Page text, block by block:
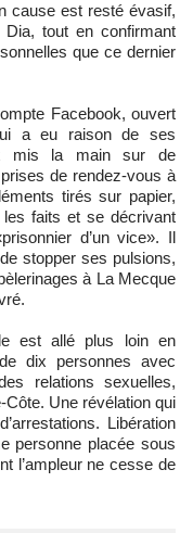
cause est resté évasif,
Dia, tout en confirmant
que ce dernier
Facebook, ouvert
a eu raison de ses
mis la main sur de
de rendez-vous à
tirés sur papier,
faits et se décrivant
d’un vice». Il
stopper ses pulsions,
à La Mecque
est allé plus loin en
dix personnes avec
relations sexuelles,
Une révélation qui
Libération
personne placée sous
l’ampleur ne cesse de